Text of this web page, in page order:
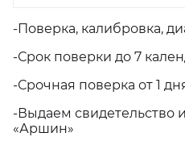
-Поверка, калибровка,
-Срок поверки до 7
-Срочная поверка от 1
-Выдаем свидетельство
«Аршин»